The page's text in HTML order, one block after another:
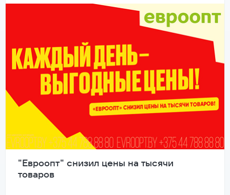
"Евроопт" снизил цены на тысячи
товаров